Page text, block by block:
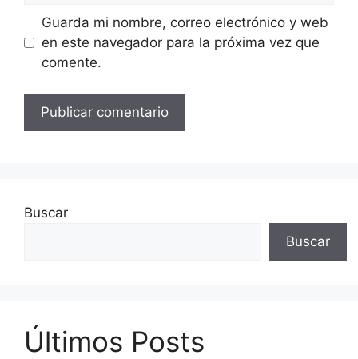
Guarda mi nombre, correo electrónico y web
en este navegador para la próxima vez que
comente.
Buscar
Buscar
Últimos Posts